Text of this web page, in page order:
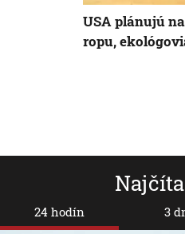
24 hodín 3
USA plánujú
ropu,